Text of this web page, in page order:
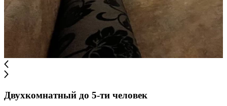
Двухкомнатный до 5-ти человек